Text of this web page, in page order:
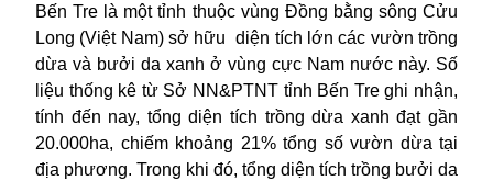
Bến Tre là một tỉnh thuộc vùng Đồng bằng sông Cửu
Long (Việt Nam) sở hữu diện tích lớn các vườn trồng
dừa và bưởi da xanh ở vùng cực Nam nước này. Số
liệu thống kê từ Sở NN&PTNT tỉnh Bến Tre ghi nhận,
tính đến nay, tổng diện tích trồng dừa xanh đạt gần
20.000ha, chiếm khoảng 21% tổng số vườn dừa tại
địa phương. Trong khi đó, tổng diện tích trồng bưởi da